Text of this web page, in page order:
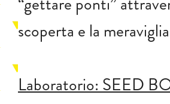
scoperta e la
Laboratorio: SEED